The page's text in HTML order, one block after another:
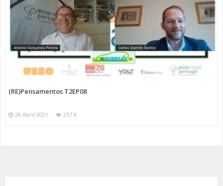
(RE)Pensamentos T2EP08
20 Abril 2021 257 K